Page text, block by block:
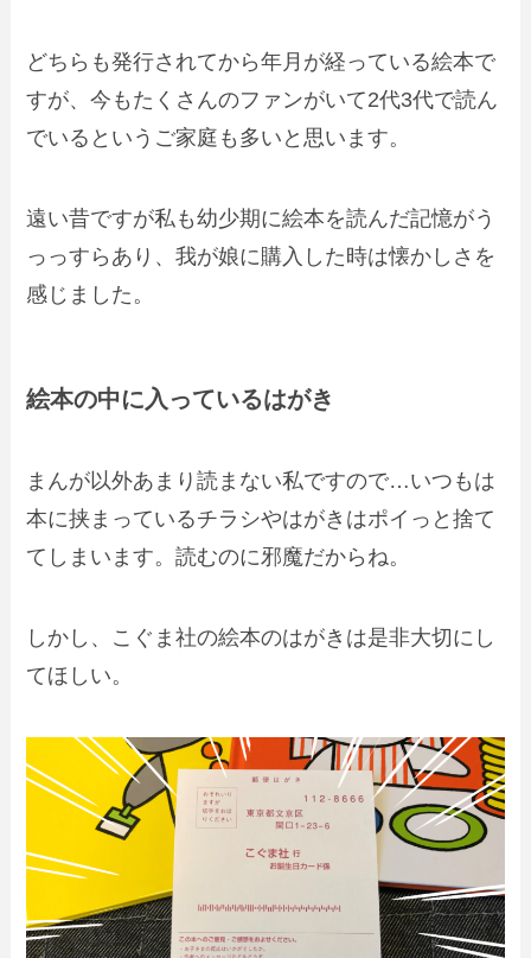
どちらも発行されてから年月が経っている絵本で
すが、今もたくさんのファンがいて2代3代で読ん
でいるというご家庭も多いと思います。
遠い昔ですが私も幼少期に絵本を読んだ記憶がう
っっすらあり、我が娘に購入した時は懐かしさを
感じました。
絵本の中に入っているはがき
まんが以外あまり読まない私ですので…いつもは
本に挟まっているチラシやはがきはポイっと捨て
てしまいます。読むのに邪魔だからね。
しかし、こぐま社の絵本のはがきは是非大切にし
てほしい。